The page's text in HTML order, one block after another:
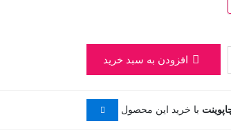
افزودن به سبد خرید
با خرید این محصول